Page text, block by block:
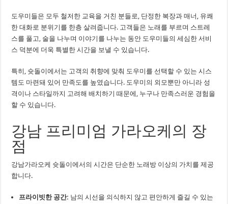
도우미들은 모두 철저한 교육을 거친 분들로, 단정한 복장과 매너, 유쾌
한 대화로 분위기를 한층 살려줍니다. 고객들은 노래를 부르며 스트레
스를 풀고, 술을 나누며 이야기를 나누는 동안 도우미들의 세심한 서비
스 덕분에 더욱 특별한 시간을 보낼 수 있습니다.
특히, 슛돌이에서는 고객의 취향에 맞춰 도우미를 선택할 수 있는 시스
템도 마련돼 있어 만족도를 높였습니다. 도우미의 외모뿐만 아니라 성
격이나 스타일까지 고려해 배치하기 때문에, 누구나 만족스러운 경험을
할 수 있습니다.
강남 프리미엄 가라오케의 장
점
강남가라오케 슛돌이에서의 시간은 단순한 노래방 이상의 가치를 제공
합니다.
프라이빗한 공간: 남의 시선을 의식하지 않고 편안하게 즐길 수 있는